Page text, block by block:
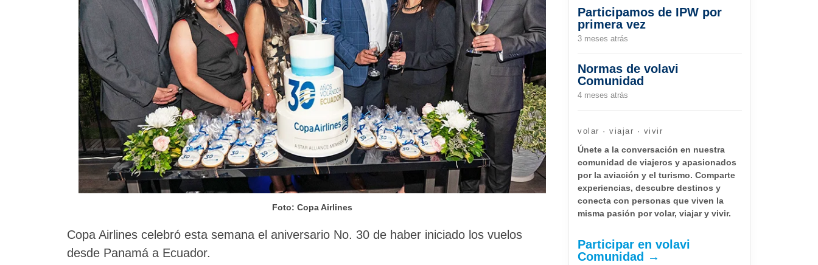
Foto: Copa Airlines
Copa Airlines celebró esta semana el aniversario No. 30 de haber iniciado los vuelos
desde Panamá a Ecuador.
Participamos de IPW por
primera vez
3 meses atrás
Normas de volavi
Comunidad
4 meses atrás
volar · viajar · vivir
Únete a la conversación en nuestra
comunidad de viajeros y apasionados
por la aviación y el turismo. Comparte
experiencias, descubre destinos y
conecta con personas que viven la
misma pasión por volar, viajar y vivir.
Participar en volavi
Comunidad →